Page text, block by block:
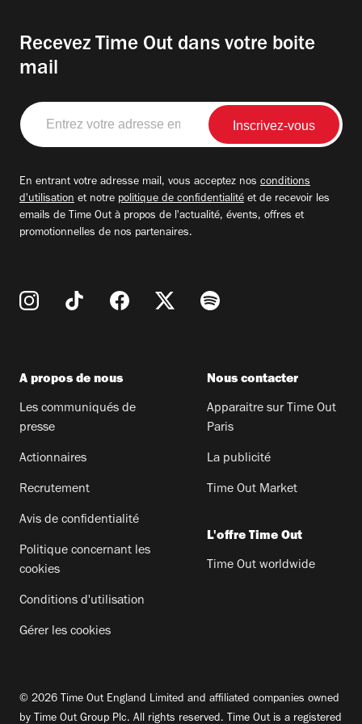
Recevez Time Out dans votre boite
mail
Entrez
votre
adresse
En entrant votre adresse mail, vous acceptez nos conditions
d'utilisation et notre politique de confidentialité et de recevoir les
emails de Time Out à propos de l'actualité, évents, offres et
promotionnelles de nos partenaires.
A propos de nous
Les communiqués de
presse
Actionnaires
Recrutement
Avis de confidentialité
Politique concernant les
cookies
Conditions d'utilisation
Gérer les cookies
Nous contacter
Apparaitre sur Time Out
Paris
La publicité
Time Out Market
L'offre Time Out
Time Out worldwide
© 2026 Time Out England Limited and affiliated companies owned
by Time Out Group Plc. All rights reserved. Time Out is a registered